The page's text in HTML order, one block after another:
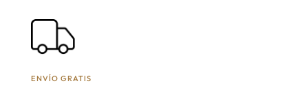
ENVÍO GRATIS